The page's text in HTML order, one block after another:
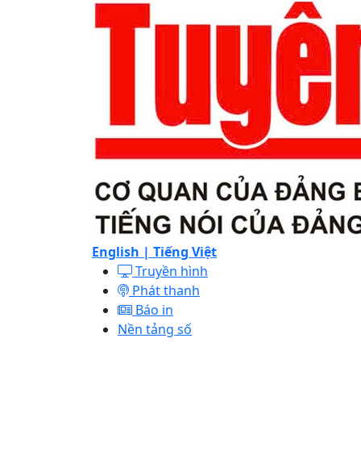
English | Tiếng Việt
Truyền hình
Phát thanh
Báo in
Nền tảng số